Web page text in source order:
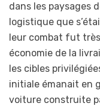
dans les paysages
logistique que
leur combat fut
économie de la
les cibles
initiale émanait en
voiture construite